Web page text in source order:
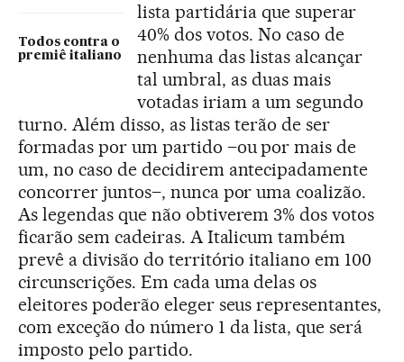
Todos contra o
premiê italiano
lista partidária que superar
40% dos votos. No caso de
nenhuma das listas alcançar
tal umbral, as duas mais
votadas iriam a um segundo
turno. Além disso, as listas terão de ser
formadas por um partido –ou por mais de
um, no caso de decidirem antecipadamente
concorrer juntos–, nunca por uma coalizão.
As legendas que não obtiverem 3% dos votos
ficarão sem cadeiras. A Italicum também
prevê a divisão do território italiano em 100
circunscrições. Em cada uma delas os
eleitores poderão eleger seus representantes,
com exceção do número 1 da lista, que será
imposto pelo partido.